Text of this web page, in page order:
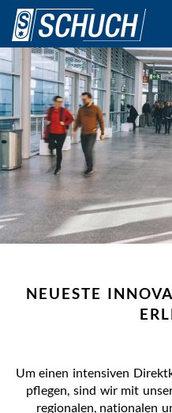
Direkt
zum
Inhalt
NEUESTE
Um einen intensiven
pflegen, sind wir mit
regionalen, nationalen